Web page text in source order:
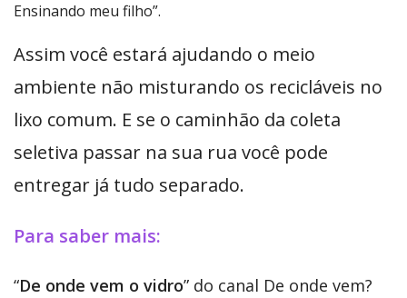
Ensinando meu filho”.
Assim você estará ajudando o meio
ambiente não misturando os recicláveis no
lixo comum. E se o caminhão da coleta
seletiva passar na sua rua você pode
entregar já tudo separado.
Para saber mais:
“De onde vem o vidro” do canal De onde vem?